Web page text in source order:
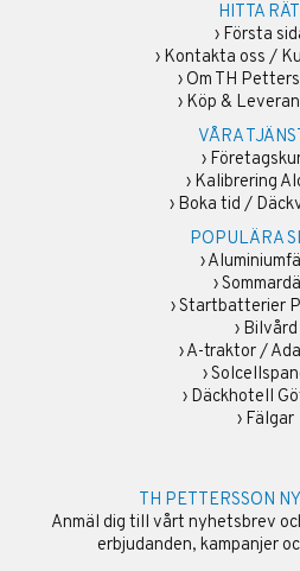
HITTA
› Första
› Kontakta oss /
› Om TH
› Köp &
VÅRA
›
› Kalibrering
› Boka tid /
POPULÄRA
›
›
›Startbatterier
› Bilvård
›A-traktor /
›
› Däckhotell
› Fälgar
TH PETTERSSON
Anmäl dig till vårt nyhetsbrev
erbjudanden, kampanjer